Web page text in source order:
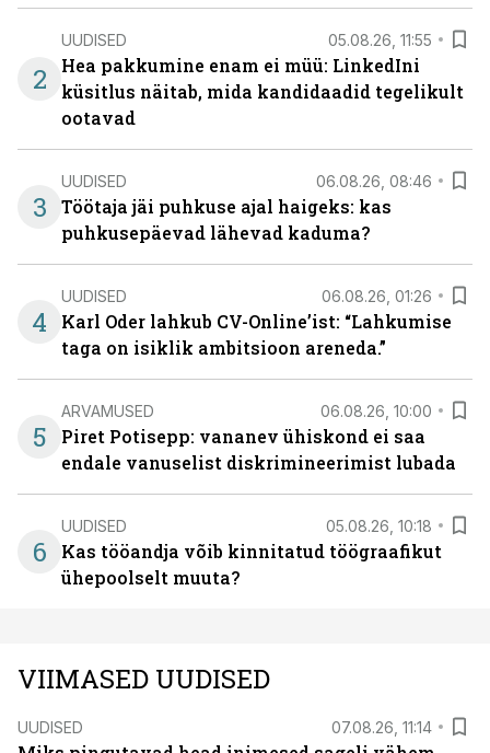
2
UUDISED 05.08.26, 11:55
Hea pakkumine enam ei müü: LinkedIni
küsitlus näitab, mida kandidaadid tegelikult
ootavad
3
UUDISED 06.08.26, 08:46
Töötaja jäi puhkuse ajal haigeks: kas
puhkusepäevad lähevad kaduma?
4
UUDISED 06.08.26, 01:26
Karl Oder lahkub CV-Online’ist: “Lahkumise
taga on isiklik ambitsioon areneda.”
5
ARVAMUSED 06.08.26, 10:00
Piret Potisepp: vananev ühiskond ei saa
endale vanuselist diskrimineerimist lubada
6
UUDISED 05.08.26, 10:18
Kas tööandja võib kinnitatud töögraafikut
ühepoolselt muuta?
VIIMASED UUDISED
UUDISED 07.08.26, 11:14